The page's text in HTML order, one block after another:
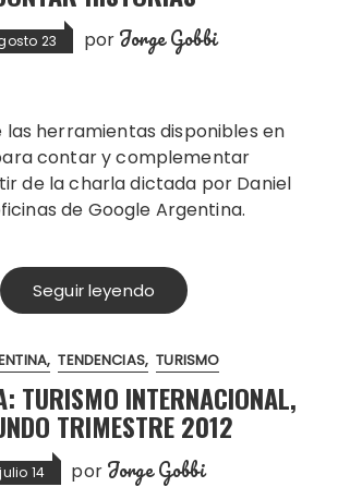
23 por Jorge Gobbi
contar y complementar
de la charla dictada por Daniel
de Google Argentina.
Seguir leyendo
TENDENCIAS TURISMO
TURISMO INTERNACIONAL,
TRIMESTRE 2012
julio 14 por Jorge Gobbi